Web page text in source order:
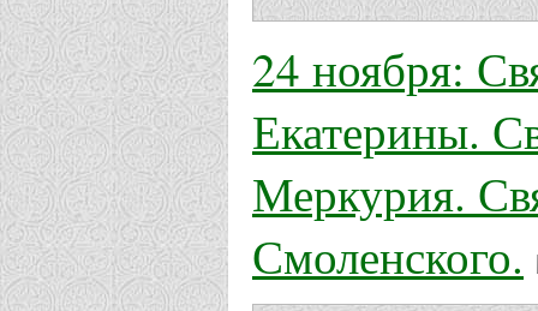
24 ноября:
Екатерины.
Меркурия.
Смоленского.